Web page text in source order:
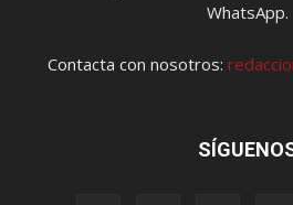
WhatsApp.
Contacta con nosotros: